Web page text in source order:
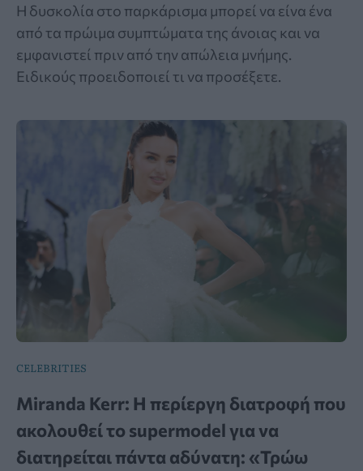
Η δυσκολία στο παρκάρισμα μπορεί να είνα ένα
από τα πρώιμα συμπτώματα της άνοιας και να
εμφανιστεί πριν από την απώλεια μνήμης.
Ειδικούς προειδοποιεί τι να προσέξετε.
CELEBRITIES
Miranda Kerr: Η περίεργη διατροφή που
ακολουθεί το supermodel για να
διατηρείται πάντα αδύνατη: «Τρώω